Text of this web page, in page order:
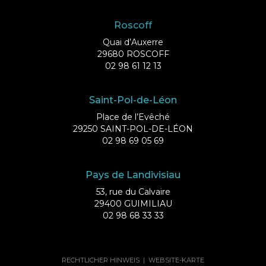
Roscoff
Quai d’Auxerre
29680 ROSCOFF
02 98 61 12 13
Saint-Pol-de-Léon
Place de l’Evêché
29250 SAINT-POL-DE-LÉON
02 98 69 05 69
Pays de Landivisiau
53, rue du Calvaire
29400 GUIMILIAU
02 98 68 33 33
RECHTLICHER HINWEIS | WEBSITE-KARTE